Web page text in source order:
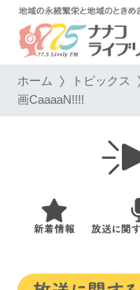
ホーム トピックス
画CaaaaN!!!!